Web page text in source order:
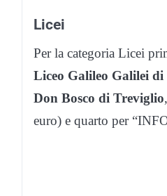
Licei
Per la categoria Licei
Liceo Galileo Galilei
Don Bosco di Treviglio
euro) e quarto per